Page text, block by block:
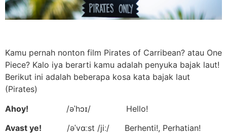
Kamu pernah nonton film Pirates of Carribean? atau One
Piece? Kalo iya berarti kamu adalah penyuka bajak laut!
Berikut ini adalah beberapa kosa kata bajak laut
(Pirates)
Ahoy! /əˈhɔɪ/ Hello!
Avast ye! /əˈvɑːst /jiː/ Berhenti!, Perhatian!